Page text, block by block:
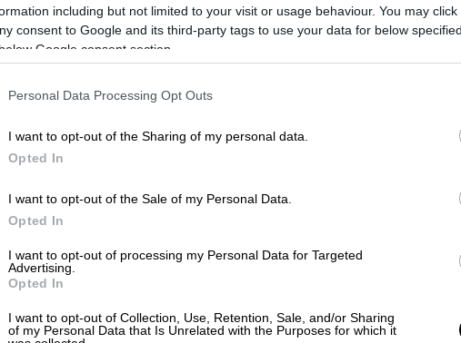
including but not limited to your visit or usage behaviour. You may
consent to Google and its third-party tags to use your data for below
Google consent section.
Personal Data Processing Opt Outs
I want to opt-out of the Sharing of my personal data.
Opted In
I want to opt-out of the Sale of my Personal Data.
Opted In
I want to opt-out of processing my Personal Data for Targeted
Advertising.
Opted In
I want to opt-out of Collection, Use, Retention, Sale, and/or Sharing
of my Personal Data that Is Unrelated with the Purposes for which it
Viral|17.10.2019 14:49
Μια απάντηση στην ΟΝΝΕΔ
Πεντέλης που δεν θέλει τους
πρόσφυγες στα μέρη της
επιστολή στον ΥΠΠΡΟΠΟ, ζητώντας
ανενεργή πτέρυγα του νοσοκομείου
Η ΟΝΝΕΔ «αδειάζει» την ΟΝΝΕΔ